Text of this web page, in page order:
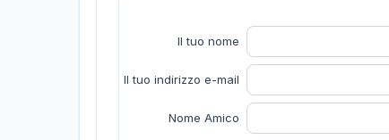
Il tuo nome
Il tuo indirizzo e-mail
Nome Amico